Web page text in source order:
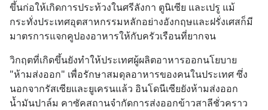
ขึ้นก่อให้เกิดการประท้วงในศรีลังกา ตูนิเซีย และเปรู แม้
กระทั่งประเทศอุตสาหกรรมหลักอย่างอังกฤษและฝรั่งเศสก็มี
มาตรการแจกคูปองอาหารให้กับครัวเรือนที่ยากจน
วิกฤตที่เกิดขึ้นยังทำให้ประเทศผู้ผลิตอาหารออกนโยบาย
"ห้ามส่งออก" เพื่อรักษาสมดุลอาหารของคนในประเทศ ซึ่ง
นอกจากรัสเซียและยูเครนแล้ว อินโดนีเซียยังห้ามส่งออก
น้ำมันปาล์ม คาซัคสถานจำกัดการส่งออกข้าวสาลีชั่วคราว